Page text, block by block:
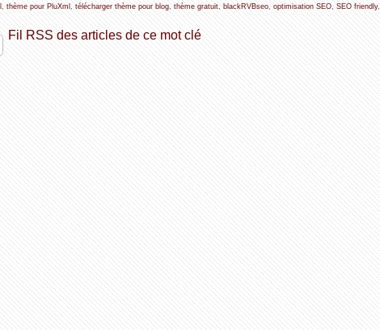
, thème pour PluXml , télécharger thème pour blog, thème gratuit, blackRVBseo, optimisation SEO, SEO friendly,
Fil RSS des articles de ce mot clé